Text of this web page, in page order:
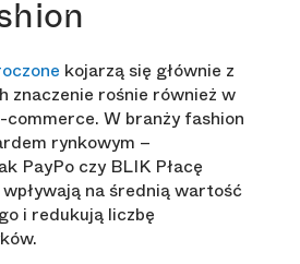
kojarzą się głównie z
znaczenie rośnie również w
W branży fashion
rynkowym –
PayPo czy BLIK Płacę
na średnią wartość
i redukują liczbę